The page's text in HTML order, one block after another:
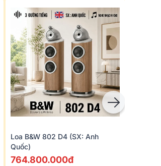
Loa B&W 802 D4 (SX: Anh
Quốc)
764.800.000đ